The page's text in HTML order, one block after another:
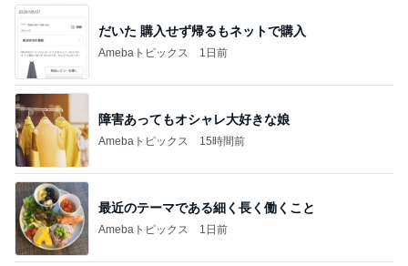
だいた 購入せず帰るもネットで購入
Amebaトピックス 1日前
障害あってもオシャレ大好きな娘
Amebaトピックス 15時間前
最近のテーマである細く長く働くこと
Amebaトピックス 1日前